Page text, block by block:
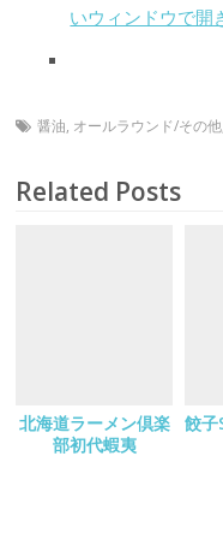
いウィンドウで開
醤油, オールラウンド/その他
Related Posts
北海道ラーメン倶楽
部初代蝦夷
餃子